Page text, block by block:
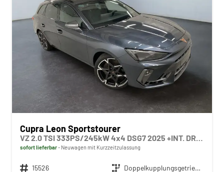
Cupra Leon Sportstourer
VZ 2.0 TSI 333PS/245kW 4x4 DSG7 2025 +INT. DRIVE+MATRIX+AHK+Erweiterte Garantie.
sofort lieferbar Neuwagen mit Kurzzeitzulassung
Fahrzeugnr. 15526 Getriebe
Doppelkupplungsgetriebe (DSG)